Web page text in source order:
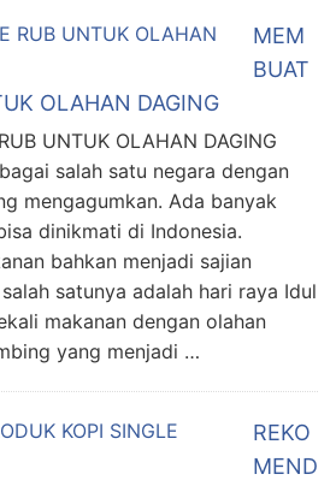
MEM
BUAT
OLAHAN DAGING
UNTUK OLAHAN DAGING
salah satu negara dengan
mengagumkan. Ada banyak
dinikmati di Indonesia.
bahkan menjadi sajian
satunya adalah hari raya Idul
makanan dengan olahan
yang menjadi …
REKO
MEND